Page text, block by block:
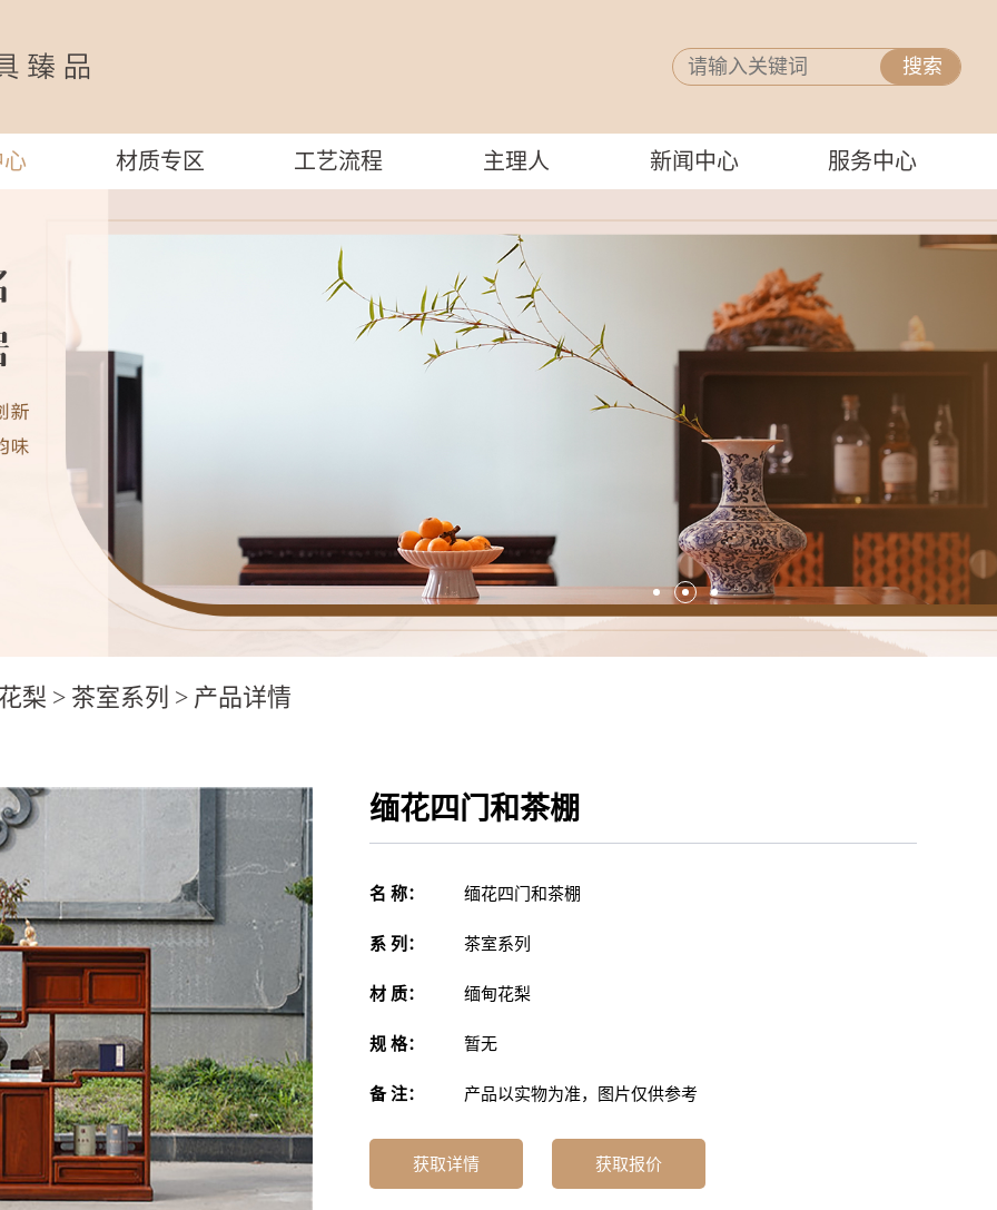
材质专区 工艺流程 主理人 新闻中心 服务中心
梨 > 茶室系列 > 产品详情
缅花四门和茶棚
名 称： 缅花四门和茶棚
系 列： 茶室系列
材 质： 缅甸花梨
规 格： 暂无
备 注： 产品以实物为准，图片仅供参考
获取详情 获取报价